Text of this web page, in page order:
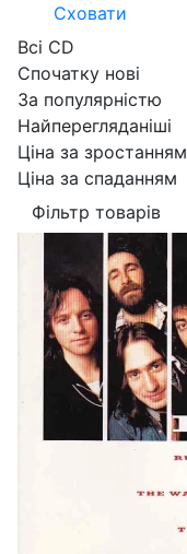
Сховати
Всі CD
Спочатку нові
За популярністю
Найперегляданіші
Ціна за зростанням
Ціна за спаданням
Фільтр товарів